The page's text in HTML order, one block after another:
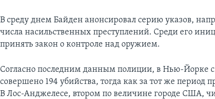
В среду днем Байден анонсировал серию указов,
числа насильственных преступлений. Среди его
принять закон о контроле над оружием.
Согласно последним данным полиции, в Нью-Йорке с
совершено 194 убийства, тогда как за тот же период
В Лос-Анджелесе, втором по величине городе США,